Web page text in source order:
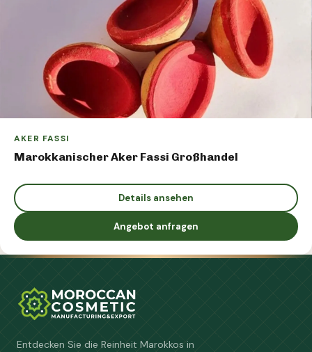
AKER FASSI
Marokkanischer Aker Fassi Großhandel
Details ansehen
Angebot anfragen
Entdecken Sie die Reinheit Marokkos in